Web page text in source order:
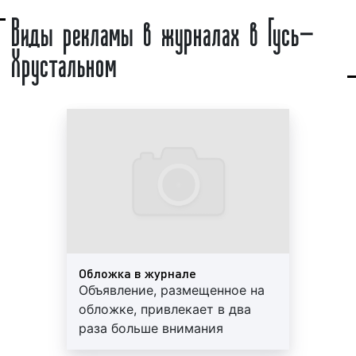
кампании, собираем статистику. Выбирая наше
рекламное агентство, вы получаете высокий
уровень сервиса и разумные цены. Обращайтесь к
нам, мы будем рады сотрудничеству.
литературный журнал.
4) по территории распространения:
промежуток времени, но и как средство
распространения рекламы и популяризации
товаров и услуг. К слову сказать, журналы стали
основным рекламным носителем для товаров
Виды рекламы в журналах в Гусь-
Хрустальном
Обложка в журнале
Объявление, размещенное на
обложке, привлекает в два
раза больше внимания